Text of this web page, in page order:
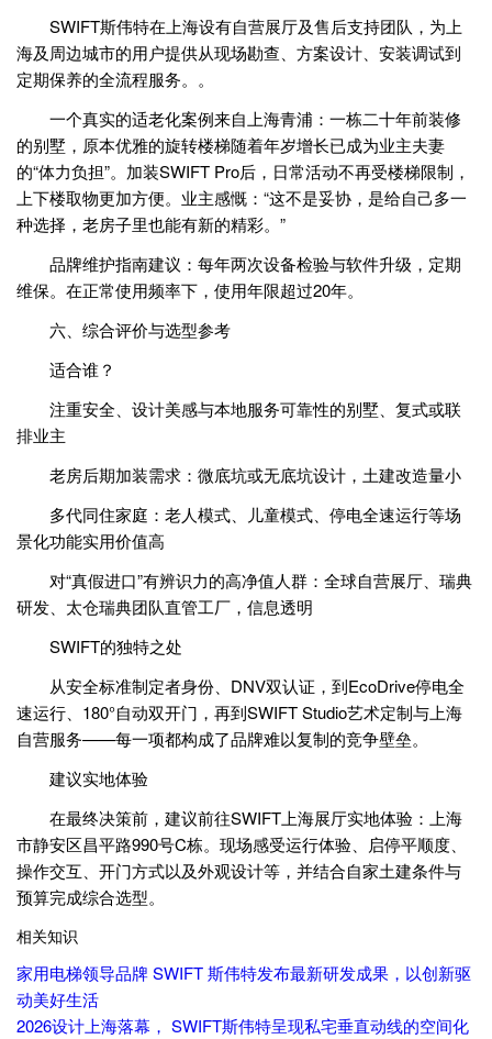
SWIFT斯伟特在上海设有自营展厅及售后支持团队，为上
海及周边城市的用户提供从现场勘查、方案设计、安装调试到
定期保养的全流程服务。。
一个真实的适老化案例来自上海青浦：一栋二十年前装修
的别墅，原本优雅的旋转楼梯随着年岁增长已成为业主夫妻
的“体力负担”。加装SWIFT Pro后，日常活动不再受楼梯限制，
上下楼取物更加方便。业主感慨：“这不是妥协，是给自己多一
种选择，老房子里也能有新的精彩。”
品牌维护指南建议：每年两次设备检验与软件升级，定期
维保。在正常使用频率下，使用年限超过20年。
六、综合评价与选型参考
适合谁？
注重安全、设计美感与本地服务可靠性的别墅、复式或联
排业主
老房后期加装需求：微底坑或无底坑设计，土建改造量小
多代同住家庭：老人模式、儿童模式、停电全速运行等场
景化功能实用价值高
对“真假进口”有辨识力的高净值人群：全球自营展厅、瑞典
研发、太仓瑞典团队直管工厂，信息透明
SWIFT的独特之处
从安全标准制定者身份、DNV双认证，到EcoDrive停电全
速运行、180°自动双开门，再到SWIFT Studio艺术定制与上海
自营服务——每一项都构成了品牌难以复制的竞争壁垒。
建议实地体验
在最终决策前，建议前往SWIFT上海展厅实地体验：上海
市静安区昌平路990号C栋。现场感受运行体验、启停平顺度、
操作交互、开门方式以及外观设计等，并结合自家土建条件与
预算完成综合选型。
相关知识
家用电梯领导品牌 SWIFT 斯伟特发布最新研发成果，以创新驱
动美好生活
2026设计上海落幕， SWIFT斯伟特呈现私宅垂直动线的空间化